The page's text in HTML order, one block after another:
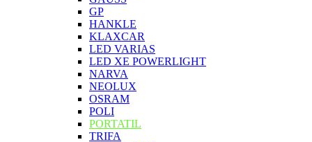
GP
HANKLE
KLAXCAR
LED VARIAS
LED XE POWERLIGHT
NARVA
NEOLUX
OSRAM
POLI
PORTATIL
TRIFA